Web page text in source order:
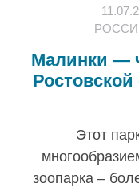
Малинки —
Этот
зоопарка –